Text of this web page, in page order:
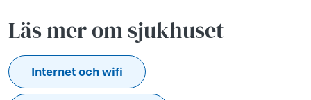
Läs mer om sjukhuset
Internet och wifi